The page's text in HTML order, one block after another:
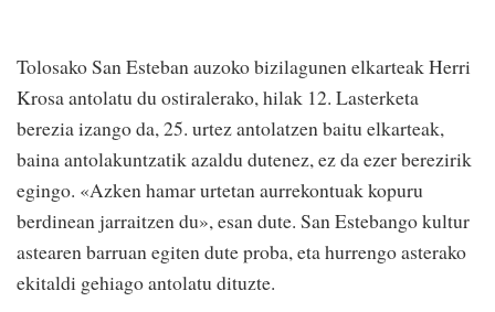
Tolosako San Esteban auzoko bizilagunen elkarteak Herri
Krosa antolatu du ostiralerako, hilak 12. Lasterketa
berezia izango da, 25. urtez antolatzen baitu elkarteak,
baina antolakuntzatik azaldu dutenez, ez da ezer berezirik
egingo. «Azken hamar urtetan aurrekontuak kopuru
berdinean jarraitzen du», esan dute. San Estebango kultur
astearen barruan egiten dute proba, eta hurrengo asterako
ekitaldi gehiago antolatu dituzte.